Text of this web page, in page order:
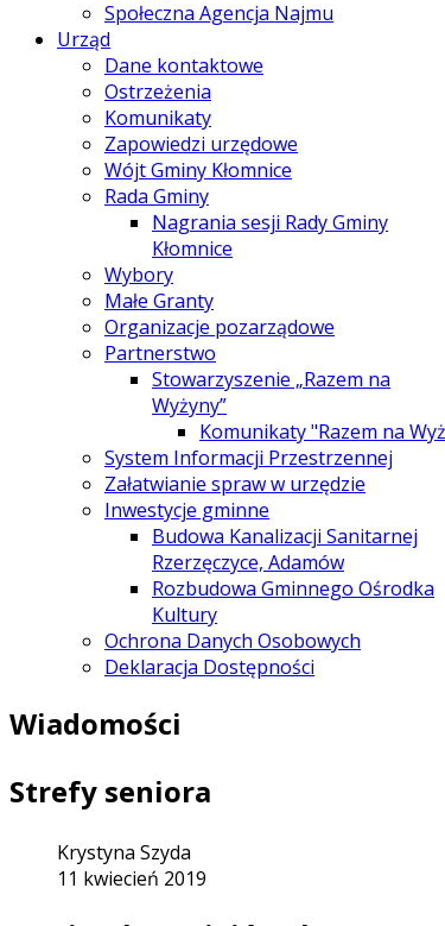
Społeczna Agencja Najmu
Urząd
Dane kontaktowe
Ostrzeżenia
Komunikaty
Zapowiedzi urzędowe
Wójt Gminy Kłomnice
Rada Gminy
Nagrania sesji Rady Gminy
Kłomnice
Wybory
Małe Granty
Organizacje pozarządowe
Partnerstwo
Stowarzyszenie „Razem na
Wyżyny”
Komunikaty "Razem na
System Informacji Przestrzennej
Załatwianie spraw w urzędzie
Inwestycje gminne
Budowa Kanalizacji Sanitarnej
Rzerzęczyce, Adamów
Rozbudowa Gminnego Ośrodka
Kultury
Ochrona Danych Osobowych
Deklaracja Dostępności
Wiadomości
Strefy seniora
Krystyna Szyda
11 kwiecień 2019